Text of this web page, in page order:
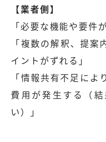
【業者側】
「必要な機能や要件
「複数の解釈、提
イントがずれる」
「情報共有不足に
費用が発生する（
い）」